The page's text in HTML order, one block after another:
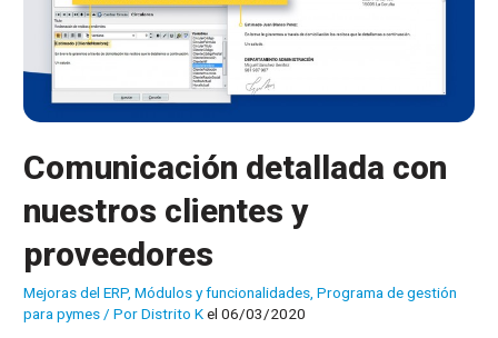
Comunicación detallada con
nuestros clientes y
proveedores
Mejoras del ERP,Módulos y funcionalidades ,Programa de gestión
para pymes / PorDistrito Kel 06/03/2020